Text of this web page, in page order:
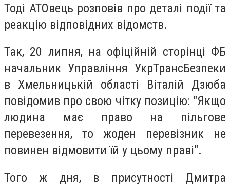
Тоді АТОвець розповів про деталі події та
реакцію відповідних відомств.
Так, 20 липня, на офіційній сторінці ФБ
начальник Управління УкрТрансБезпеки
в Хмельницькій області Віталій Дзюба
повідомив про свою чітку позицію: "Якщо
людина має право на пільгове
перевезення, то жоден перевізник не
повинен відмовити їй у цьому праві".
Того ж дня, в присутності Дмитра